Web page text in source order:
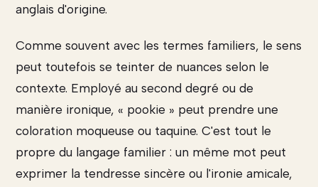
anglais d'origine.
Comme souvent avec les termes familiers, le sens
peut toutefois se teinter de nuances selon le
contexte. Employé au second degré ou de
manière ironique, « pookie » peut prendre une
coloration moqueuse ou taquine. C'est tout le
propre du langage familier : un même mot peut
exprimer la tendresse sincère ou l'ironie amicale,